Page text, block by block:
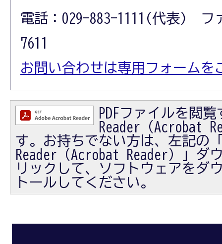
電話：029-883-1111(代表) フ
7611
お問い合わせは専用フォームを
PDFファイルを閲
Reader（Acrobat
す。お持ちでない方は、左記の
Reader（Acrobat Reader）」ダ
リックして、ソフトウェアをダ
トールしてください。